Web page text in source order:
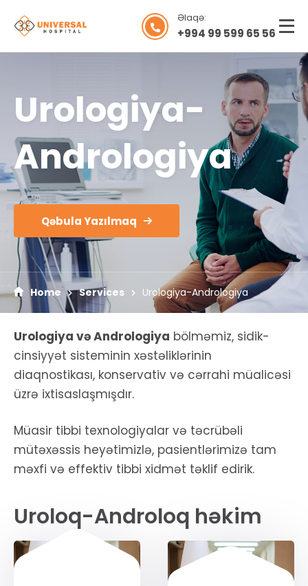
Əlaqə:
+994 99 599 65 56
Urologiya-
Andrologiya
Qəbula Yazılmaq
Home Services Urologiya-Andrologiya
Urologiya və Andrologiya bölməmiz, sidik-
cinsiyyət sisteminin xəstəliklərinin
diaqnostikası, konservativ və cərrahi müalicəsi
üzrə ixtisaslaşmışdır.
Müasir tibbi texnologiyalar və təcrübəli
mütəxəssis heyətimizlə, pasientlərimizə tam
məxfi və effektiv tibbi xidmət təklif edirik.
Uroloq-Androloq həkim